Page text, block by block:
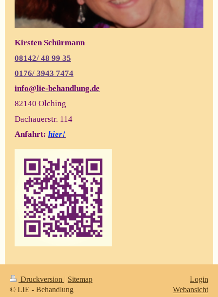
Kirsten Schürmann
08142/ 48 99 35
0176/ 3943 7474
info@lie-behandlung.de
82140 Olching
Dachauerstr. 114
Anfahrt: hier!
Druckversion | Sitemap
© LIE - Behandlung
Login
Webansicht